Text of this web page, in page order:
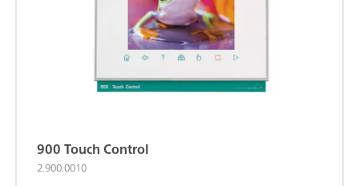
900 Touch Control
2.900.0010